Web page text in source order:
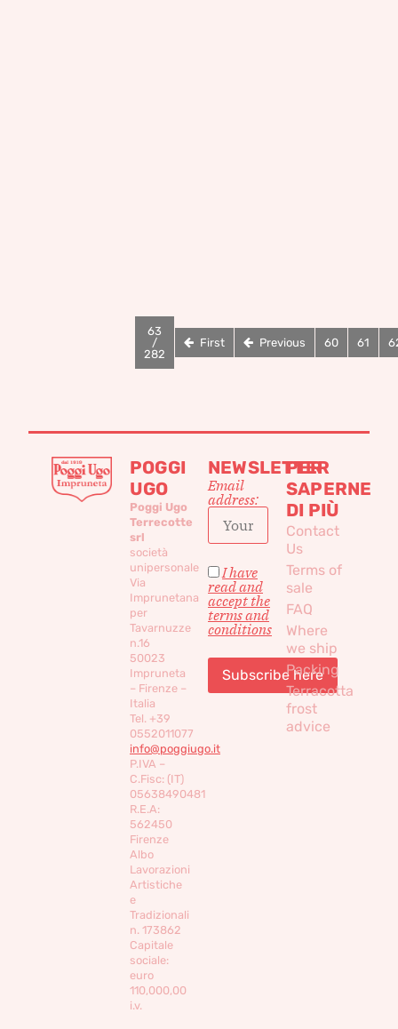
63
/
282
First Previous 60 61
POGGI
UGO
Poggi Ugo
Terrecotte
srl
società
unipersonale
Via
Imprunetana
per
Tavarnuzze
n.16
50023
Impruneta
– Firenze –
Italia
Tel. +39
0552011077
info@poggiugo.it
P.IVA –
C.Fisc: (IT)
05638490481
R.E.A:
562450
Firenze
Albo
Lavorazioni
Artistiche
e
Tradizionali
n. 173862
Capitale
sociale:
euro
110,000,00
i.v.
NEWSLETTER
Email
address:
I have
read and
accept the
terms and
conditions
PER
SAPERNE
DI PIÙ
Contact
Us
Terms of
sale
FAQ
Where
we ship
Packing
Terracotta
frost
advice